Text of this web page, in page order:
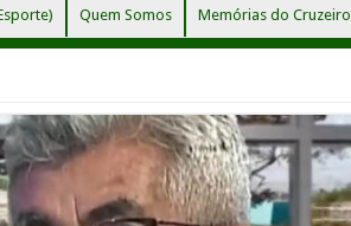
Quem Somos Memórias do Cruzeiro